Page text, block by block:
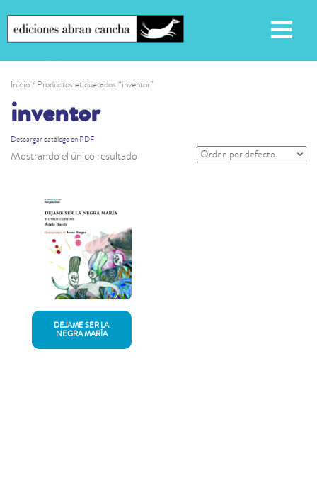
Inicio/ Productos etiquetados “inventor”
inventor
Descargar catálogo en PDF
Mostrando el único resultado
DEJAME SER LA
NEGRA MARÍA